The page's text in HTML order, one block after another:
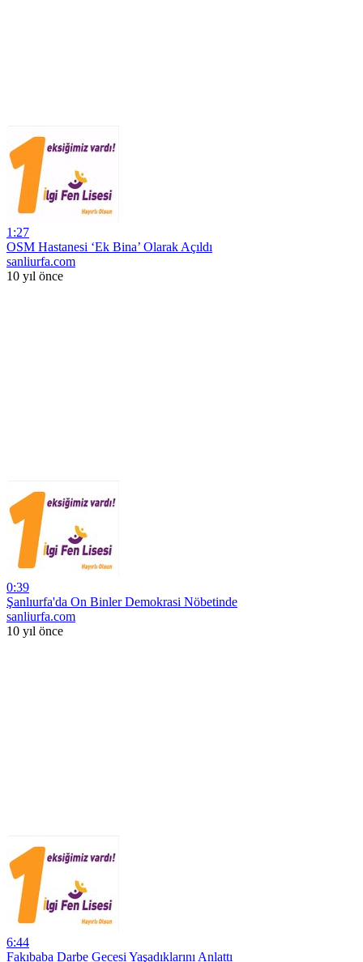
1:27
OSM Hastanesi ‘Ek Bina’ Olarak Açıldı
sanliurfa.com
10 yıl önce
0:39
Şanlıurfa'da On Binler Demokrasi Nöbetinde
sanliurfa.com
10 yıl önce
6:44
Fakıbaba Darbe Gecesi Yaşadıklarını Anlattı